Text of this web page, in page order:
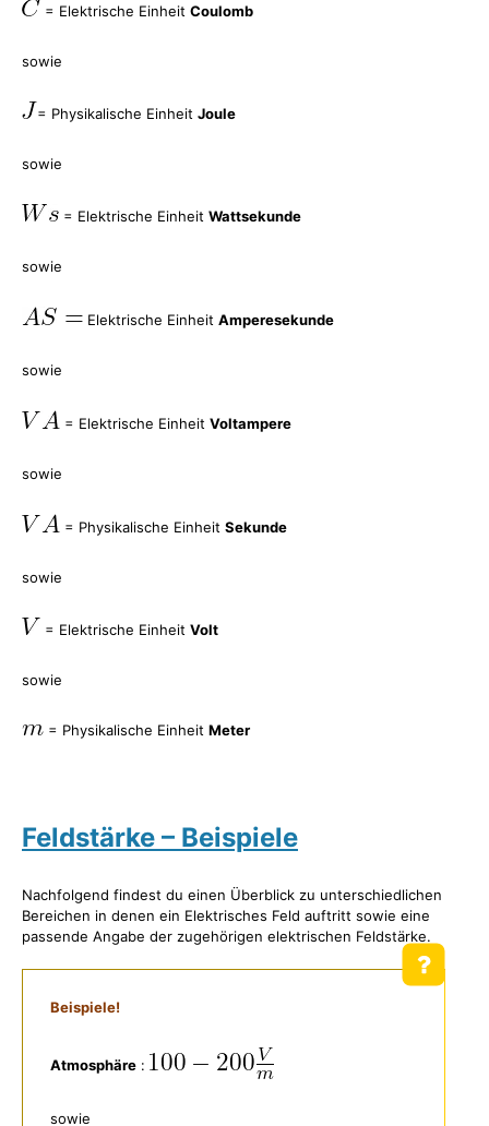
= Elektrische Einheit Coulomb
sowie
= Physikalische Einheit Joule
sowie
= Elektrische Einheit Wattsekunde
sowie
Elektrische Einheit Amperesekunde
sowie
= Elektrische Einheit Voltampere
sowie
= Physikalische Einheit Sekunde
sowie
= Elektrische Einheit Volt
sowie
= Physikalische Einheit Meter
Feldstärke – Beispiele
Nachfolgend findest du einen Überblick zu unterschiedlichen
Bereichen in denen ein Elektrisches Feld auftritt sowie eine
passende Angabe der zugehörigen elektrischen Feldstärke.
Beispiele!
Atmosphäre :
sowie